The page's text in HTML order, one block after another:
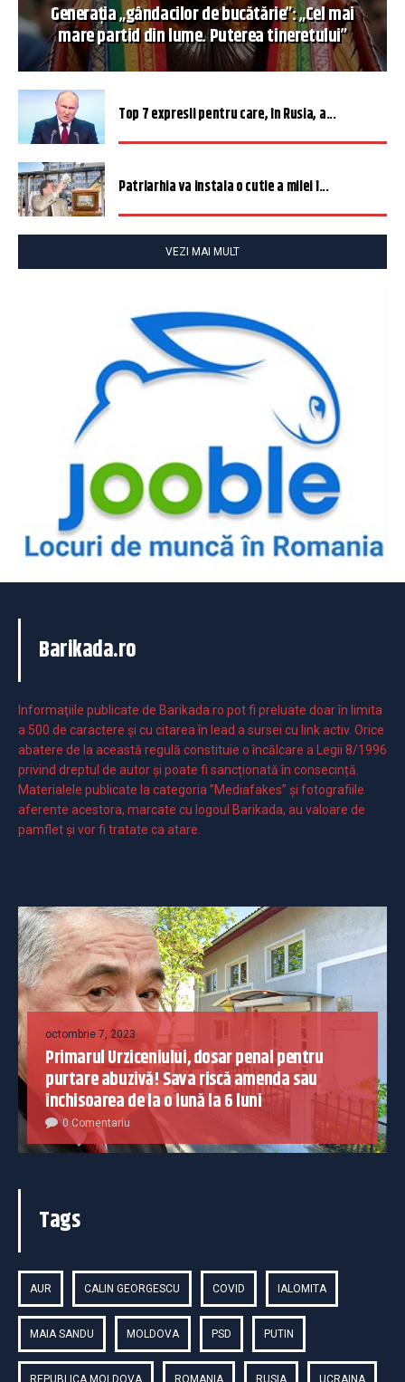
Generația „gândacilor de bucătărie”: „Cel mai
mare partid din lume. Puterea tineretului”
Top 7 expresii pentru care, în Rusia, a...
Patriarhia va instala o cutie a milei î...
VEZI MAI MULT
Barikada.ro
Informaţiile publicate de Barikada.ro pot fi preluate doar în limita
a 500 de caractere şi cu citarea în lead a sursei cu link activ. Orice
abatere de la această regulă constituie o încălcare a Legii 8/1996
privind dreptul de autor și poate fi sancționată în consecință.
Materialele publicate la categoria ”Mediafakes” și fotografiile
aferente acestora, marcate cu logoul Barikada, au valoare de
pamflet și vor fi tratate ca atare.
octombrie 7, 2023
Primarul Urziceniului, dosar penal pentru
purtare abuzivă! Sava riscă amenda sau
închisoarea de la o lună la 6 luni
0 Comentariu
Tags
AUR CALIN GEORGESCU COVID IALOMITA
MAIA SANDU MOLDOVA PSD PUTIN
REPUBLICA MOLDOVA ROMANIA RUSIA UCRAINA